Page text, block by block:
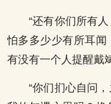
“还有你们所有
怕多多少少有所耳闻
有没有一个人提醒戴
“你们扪心自问